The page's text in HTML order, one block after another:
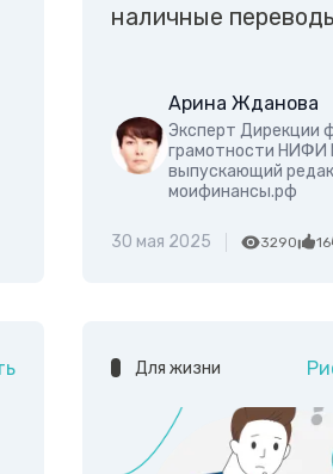
наличные
Арина Жданова
Эксперт Дирекции
грамотности НИФИ
выпускающий
моифинансы.рф
30 мая 2025 3290 16
Для жизни